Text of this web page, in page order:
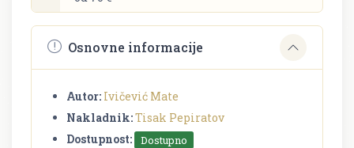
Osnovne informacije
Autor: Ivičević Mate
Nakladnik:Tisak Pepiratov
Dostupnost:
Dostupno